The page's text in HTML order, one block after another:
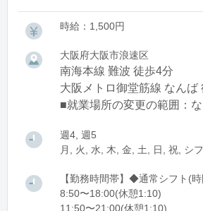
時給：1,500円
大阪府大阪市浪速区
南海本線 難波 徒歩4分
大阪メトロ御堂筋線 なんば
■就業場所の変更の範囲：な
週4, 週5
月, 火, 水, 木, 金, 土, 日, 祝, シ
【勤務時間帯】◆通常シフト(
8:50〜18:00(休憩1:10)
11:50〜21:00(休憩1:10)